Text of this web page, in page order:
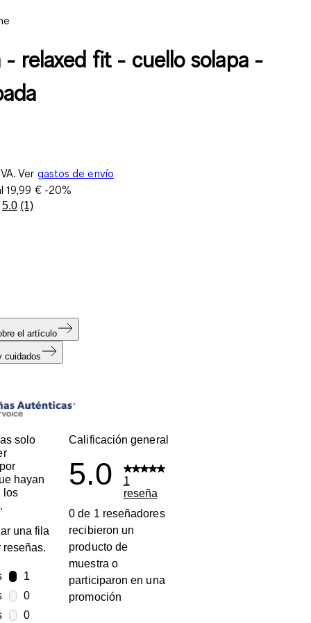
- relaxed fit - cuello solapa -
Ver gastos de envío
19,99 €-20%
5.0 Lea
(1)
el artículo
cuidados
solo
hayan
los
una fila
reseñas.
estrellas
1
1 reseña con 5 estrellas.
estrellas
0
0 reseñas con 4 estrellas.
estrellas
0
Calificación general
5.0
1
reseña
0 de 1 reseñadores
recibieron un
producto de
muestra o
participaron en una
promoción